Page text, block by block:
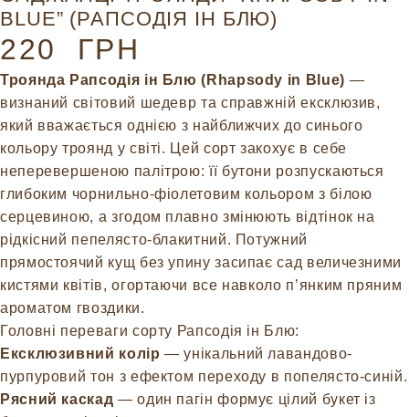
BLUE” (РАПСОДІЯ ІН БЛЮ)
220 ГРН
Троянда Рапсодія ін Блю (Rhapsody in Blue) —
визнаний світовий шедевр та справжній ексклюзив,
який вважається однією з найближчих до синього
кольору троянд у світі. Цей сорт закохує в себе
неперевершеною палітрою: її бутони розпускаються
глибоким чорнильно-фіолетовим кольором з білою
серцевиною, а згодом плавно змінюють відтінок на
рідкісний пепелясто-блакитний. Потужний
прямостоячий кущ без упину засипає сад величезними
кистями квітів, огортаючи все навколо п’янким пряним
ароматом гвоздики.
Головні переваги сорту Рапсодія ін Блю:
Ексклюзивний колір — унікальний лавандово-
пурпуровий тон з ефектом переходу в попелясто-синій.
Рясний каскад — один пагін формує цілий букет із